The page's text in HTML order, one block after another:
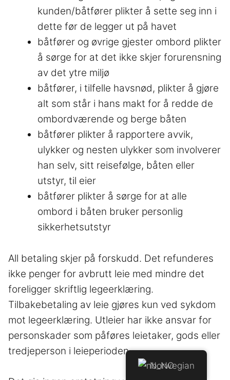
kunden/båtfører plikter å sette seg inn i
dette før de legger ut på havet
båtfører og øvrige gjester ombord plikter
å sørge for at det ikke skjer forurensning
av det ytre miljø
båtfører, i tilfelle havsnød, plikter å gjøre
alt som står i hans makt for å redde de
ombordværende og berge båten
båtfører plikter å rapportere avvik,
ulykker og nesten ulykker som involverer
han selv, sitt reisefølge, båten eller
utstyr, til eier
båtfører plikter å sørge for at alle
ombord i båten bruker personlig
sikkerhetsutstyr
All betaling skjer på forskudd. Det refunderes
ikke penger for avbrutt leie med mindre det
foreligger skriftlig legeerklæring.
Tilbakebetaling av leie gjøres kun ved sykdom
mot legeerklæring. Utleier har ikke ansvar for
personskader som påføres leietaker, gods eller
tredjeperson i leieperioden.
Varen er lagt i handlekurven. Checkout
Norwegian